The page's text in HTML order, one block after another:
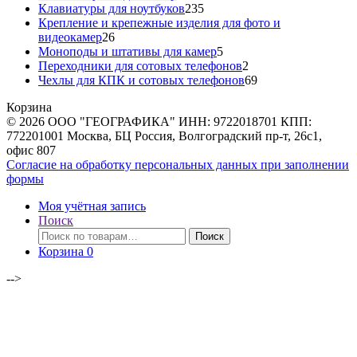
товара
Клавиатуры для ноутбуков235235
товаров
Крепление и крепежные изделия для фото и
видеокамер2626
товаров
Моноподы и штативы для камер55
товаров
Переходники для сотовых телефонов2
товара
Чехлы для КПК и сотовых телефонов6969
Корзина
© 2026 ООО "ГЕОГРАФИКА" ИНН: 9722018701 КПП:
772201001 Москва, БЦ Россия, Волгоградский пр-т, 26с1,
офис 807
Согласие на обработку персональных данных при заполнении
формы
Моя учётная запись
Поиск
Искать:
Поиск
Корзина 0
-->